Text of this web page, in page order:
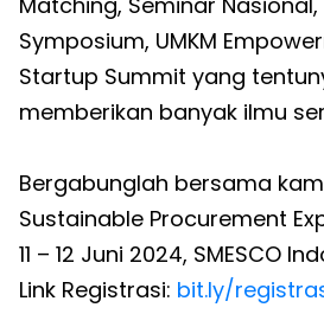
Symposium, UMKM
Startup Summit yang
memberikan banyak ilmu
Bergabunglah bersama
Sustainable Procurement
11 – 12 Juni 2024, SMESCO
Link Registrasi: bit.ly/